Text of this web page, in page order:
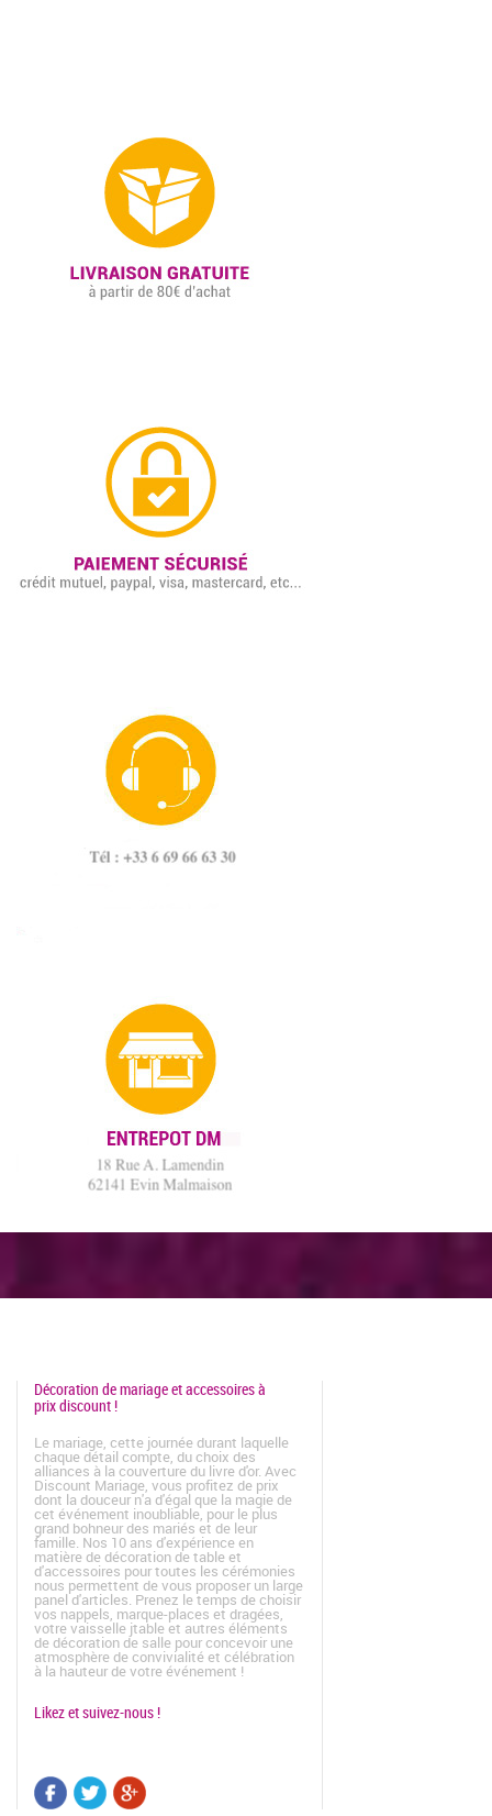
Décoration de mariage et accessoires à
prix discount !
Le mariage, cette journée durant laquelle
chaque détail compte, du choix des
alliances à la couverture du livre d'or. Avec
Discount Mariage, vous profitez de prix
dont la douceur n'a d'égal que la magie de
cet événement inoubliable, pour le plus
grand bohneur des mariés et de leur
famille. Nos 10 ans d'expérience en
matière de décoration de table et
d'accessoires pour toutes les cérémonies
nous permettent de vous proposer un large
panel d'articles. Prenez le temps de choisir
vos nappels, marque-places et dragées,
votre vaisselle jtable et autres éléments
de décoration de salle pour concevoir une
atmosphère de convivialité et célébration
à la hauteur de votre événement !
Likez et suivez-nous !